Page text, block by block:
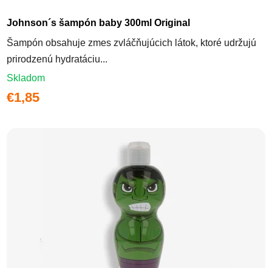
Johnson´s šampón baby 300ml Original
Šampón obsahuje zmes zvláčňujúcich látok, ktoré udržujú
prirodzenú hydratáciu...
Skladom
€1,85